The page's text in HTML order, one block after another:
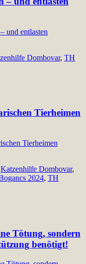
Dombovar, TH
Tierheimen
Katzenhilfe Dombovar,
2024, TH
Tötung, sondern
benötigt!